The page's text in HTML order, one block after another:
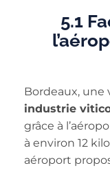
5.1
Bordeaux,
industrie
grâce à
à environ 12
aéroport